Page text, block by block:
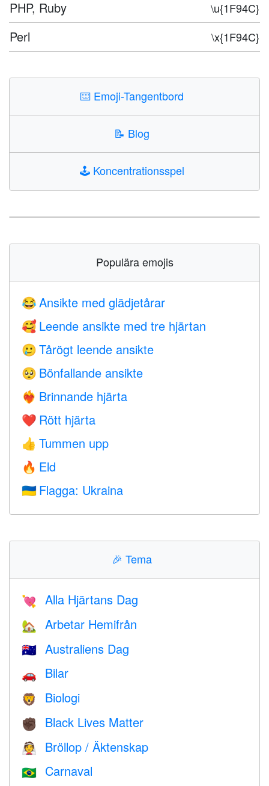
PHP, Ruby \u{1F94C}
Perl \x{1F94C}
⌨️ Emoji-Tangentbord
📝 Blog
🕹️ Koncentrationsspel
Populära emojis
😂 Ansikte med glädjetårar
🥰 Leende ansikte med tre hjärtan
🥲 Tårögt leende ansikte
🥺 Bönfallande ansikte
❤️‍🔥 Brinnande hjärta
❤️ Rött hjärta
👍 Tummen upp
🔥 Eld
🇺🇦 Flagga: Ukraina
🎉 Tema
💘 Alla Hjärtans Dag
🏡 Arbetar Hemifrån
🇦🇺 Australiens Dag
🚗 Bilar
🦁 Biologi
✊🏿 Black Lives Matter
👰 Bröllop / Äktenskap
🇧🇷 Carnaval